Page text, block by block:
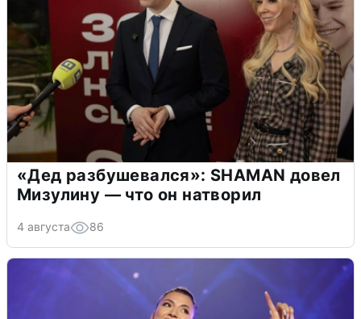
«Дед разбушевался»: SHAMAN довел
Мизулину — что он натворил
4 августа 86